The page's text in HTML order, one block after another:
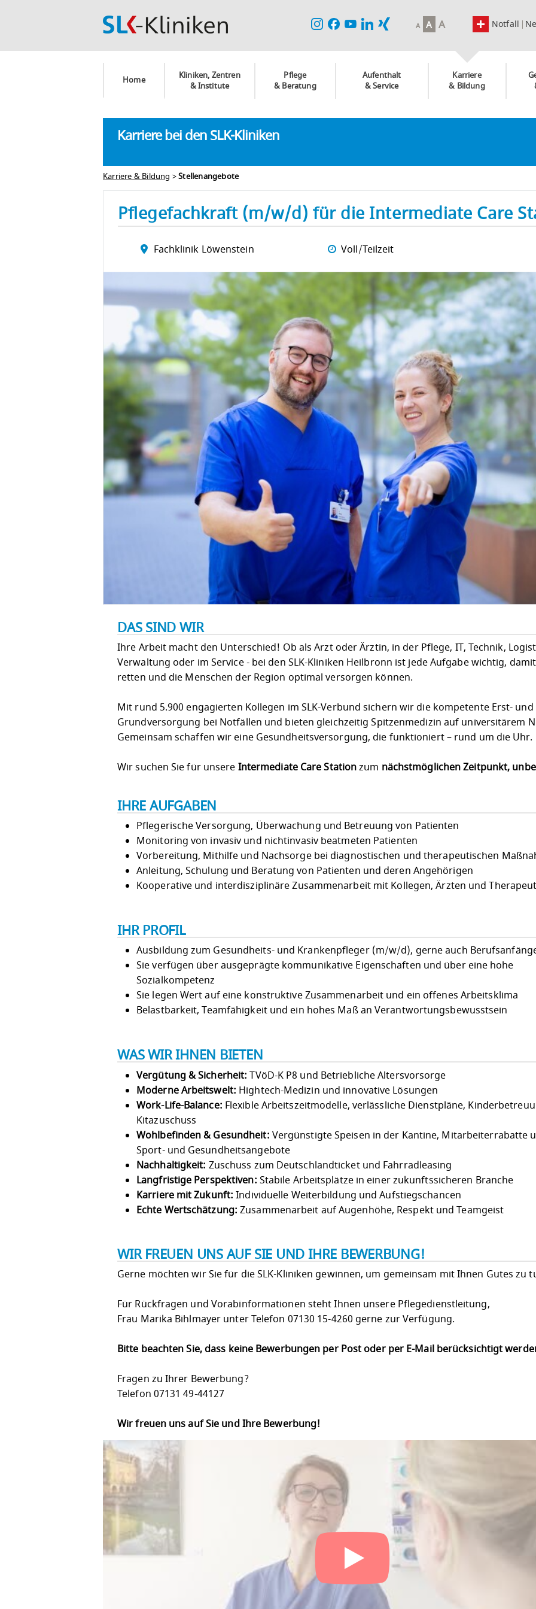
Notfall
A A A
Home
Kliniken, Zentren
& Institute
Pflege
& Beratung
Aufenthalt
& Service
Karriere
& Bildung
Karriere bei den SLK-Kliniken
Karriere & Bildung >Stellenangebote
Pflegefachkraft (m/w/d) für die Intermediate Care
Fachklinik Löwenstein Voll/Teilzeit
DAS SIND WIR
Ihre Arbeit macht den Unterschied! Ob als Arzt oder Ärztin, in der Pflege, IT, Technik,
Verwaltung oder im Service - bei den SLK-Kliniken Heilbronn ist jede Aufgabe wichtig,
retten und die Menschen der Region optimal versorgen können.
Mit rund 5.900 engagierten Kollegen im SLK-Verbund sichern wir die kompetente Erst- und
Grundversorgung bei Notfällen und bieten gleichzeitig Spitzenmedizin auf universitärem
Gemeinsam schaffen wir eine Gesundheitsversorgung, die funktioniert – rund um die Uhr.
Wir suchen Sie für unsere Intermediate Care Stationzum nächstmöglichen Zeitpunkt,
IHRE AUFGABEN
Pflegerische Versorgung, Überwachung und Betreuung von Patienten
Monitoring von invasiv und nichtinvasiv beatmeten Patienten
Vorbereitung, Mithilfe und Nachsorge bei diagnostischen und therapeutischen
Anleitung, Schulung und Beratung von Patienten und deren Angehörigen
Kooperative und interdisziplinäre Zusammenarbeit mit Kollegen, Ärzten und
IHR PROFIL
Ausbildung zum Gesundheits- und Krankenpfleger (m/w/d), gerne auch
Sie verfügen über ausgeprägte kommunikative Eigenschaften und über eine hohe
Sozialkompetenz
Sie legen Wert auf eine konstruktive Zusammenarbeit und ein offenes Arbeitsklima
Belastbarkeit, Teamfähigkeit und ein hohes Maß an Verantwortungsbewusstsein
WAS WIR IHNEN BIETEN
Vergütung & Sicherheit: TVöD-K P8 und Betriebliche Altersvorsorge
Moderne Arbeitswelt: Hightech-Medizin und innovative Lösungen
Work-Life-Balance: Flexible Arbeitszeitmodelle, verlässliche Dienstpläne,
Kitazuschuss
Wohlbefinden & Gesundheit: Vergünstigte Speisen in der Kantine, Mitarbeiterrabatte
Sport- und Gesundheitsangebote
Nachhaltigkeit: Zuschuss zum Deutschlandticket und Fahrradleasing
Langfristige Perspektiven: Stabile Arbeitsplätze in einer zukunftssicheren Branche
Karriere mit Zukunft: Individuelle Weiterbildung und Aufstiegschancen
Echte Wertschätzung: Zusammenarbeit auf Augenhöhe, Respekt und Teamgeist
WIR FREUEN UNS AUF SIE UND IHRE BEWERBUNG!
Gerne möchten wir Sie für die SLK-Kliniken gewinnen, um gemeinsam mit Ihnen Gutes zu
Für Rückfragen und Vorabinformationen steht Ihnen unsere Pflegedienstleitung,
Frau Marika Bihlmayer unter Telefon 07130 15-4260 gerne zur Verfügung.
Bitte beachten Sie, dass keine Bewerbungen per Post oder per E-Mail berücksichtigt
Fragen zu Ihrer Bewerbung?
Telefon 07131 49-44127
Wir freuen uns auf Sie und Ihre Bewerbung!